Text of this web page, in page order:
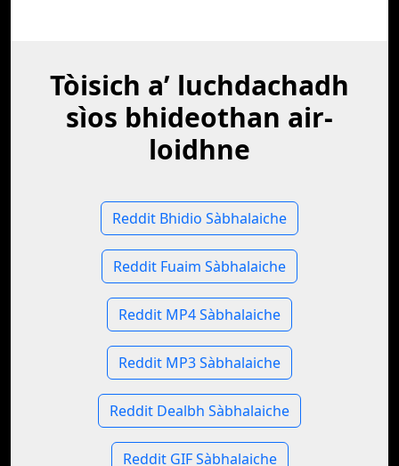
Tòisich a’ luchdachadh
sìos bhideothan air-
loidhne
Reddit Bhidio Sàbhalaiche
Reddit Fuaim Sàbhalaiche
Reddit MP4 Sàbhalaiche
Reddit MP3 Sàbhalaiche
Reddit Dealbh Sàbhalaiche
Reddit GIF Sàbhalaiche